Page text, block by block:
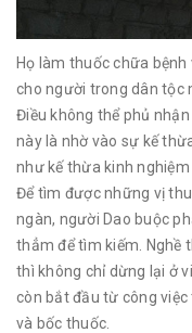
Họ làm thuốc chữa
cho người trong dân tộc
Điều không thể phủ
này là nhờ vào sự kế
như kế thừa kinh
Để tìm được những vị
ngàn, người Dao buộc
thẳm để tìm kiếm. Nghề
thì không chỉ dừng lại ở
còn bắt đầu từ công
và bốc thuốc.